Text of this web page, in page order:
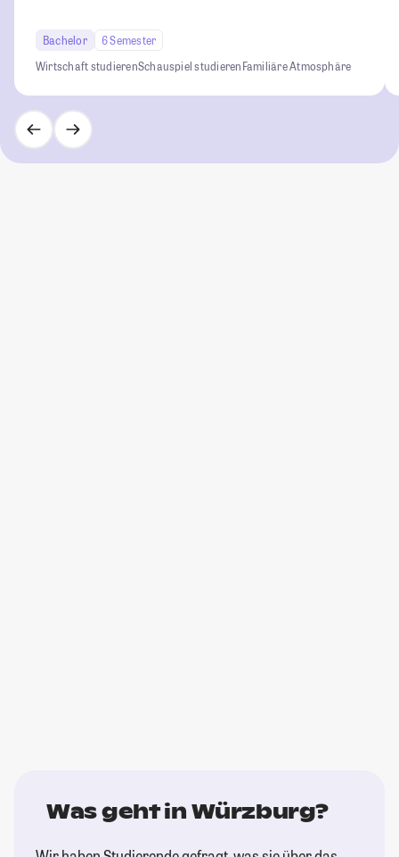
Bachelor
6 Semester
Wirtschaft studierenSchauspiel studierenFamiliäre Atmosphäre
Was geht in Würzburg?